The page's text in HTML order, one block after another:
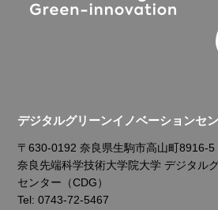
デジタルグリーンイノベーションセ
〒630-0192 奈良県生駒市高山町8916-5
奈良先端科学技術大学院大学 デジタル
センター（CDG）
Tel: 0743-72-5467